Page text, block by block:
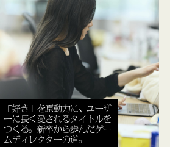
「好き」を原動力に、ユーザ
ーに長く愛されるタイトルを
つくる。新卒から歩んだゲー
ムディレクターの道。